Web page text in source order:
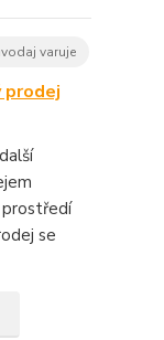
varuje
prodej
prostředí
se